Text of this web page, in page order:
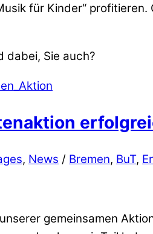
für Kinder“
dabei, Sie auch?
, News / Bremen, BuT,
gemeinsamen